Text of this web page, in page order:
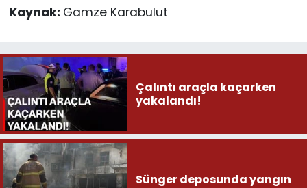
Kaynak: Gamze Karabulut
Çalıntı araçla kaçarken
yakalandı!
Sünger deposunda yangın